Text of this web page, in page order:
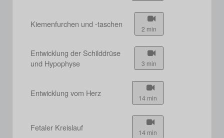
Kiemenfurchen und -taschen 2 min
Entwicklung der Schilddrüse
und Hypophyse
3 min
Entwicklung vom Herz 14 min
Fetaler Kreislauf 14 min